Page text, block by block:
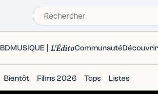
BDMUSIQUE L'ÉditoCommunautéDécouvrir
Bientôt Films 2026 Tops Listes